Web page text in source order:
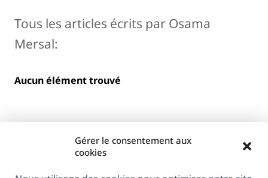
Gérer le consentement aux
cookies
Tous les articles écrits par Osama
Mersal:
Aucun élément trouvé